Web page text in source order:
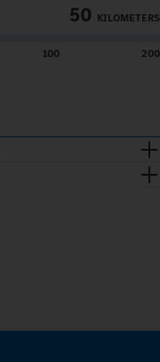
50 KILOMETERS
100 200